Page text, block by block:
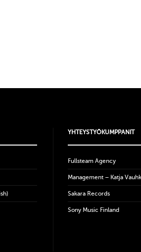
YHTEYSTYÖKUMPPANIT
Fullsteam Agency
Management – Katja
Sakara Records
Sony Music Finland